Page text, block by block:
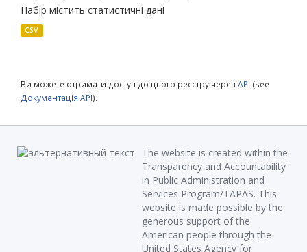
Набір містить статистичні дані
CSV
Ви можете отримати доступ до цього реєстру через API (see
Документація API).
The website is created within the
Transparency and Accountability
in Public Administration and
Services Program/TAPAS. This
website is made possible by the
generous support of the
American people through the
United States Agency for